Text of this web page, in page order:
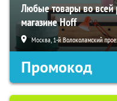
Любые товары во всей
магазине Hoff
Москва, 1-й Волоколамский
Промокод